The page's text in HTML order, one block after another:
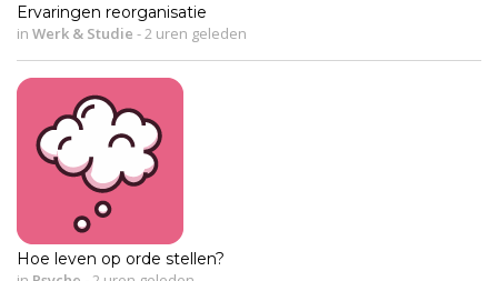
Ervaringen reorganisatie
in Werk & Studie -2 uren geleden
Hoe leven op orde stellen?